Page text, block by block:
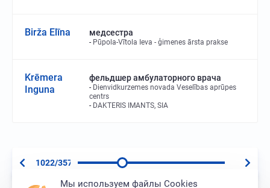
Birža Elīna медсестра
Pūpola-Vītola Ieva - ģimenes ārsta prakse
Krēmera
Inguna
фельдшер амбулаторного врача
Dienvidkurzemes novada Veselības aprūpes
centrs
DAKTERIS IMANTS, SIA
1022/3573
Мы используем файлы Cookies